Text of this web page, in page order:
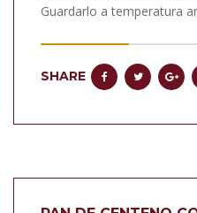
Guardarlo a temperatura
SHARE